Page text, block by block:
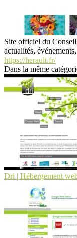
Site officiel du
actualités,
https://herault.fr/
Dans la même
Dri | Hébergement